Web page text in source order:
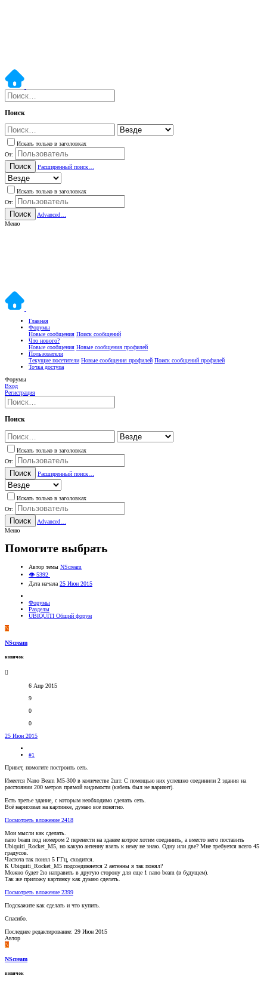
Поиск
Искать только в заголовках
От:
Поиск Расширенный поиск…
Искать только в заголовках
От:
Поиск
Advanced…
Меню
Главная
Форумы
Новые сообщения Поиск сообщений
Что нового?
Новые сообщения Новые сообщения профилей
Пользователи
Текущие посетители Новые сообщения профилей Поиск сообщений профилей
Точка доступа
Форумы
Вход
Регистрация
Поиск
Искать только в заголовках
От:
Поиск Расширенный поиск…
Искать только в заголовках
От:
Поиск
Advanced…
Меню
Помогите выбрать
Автор темы NScream
👁 5392
Дата начала 25 Июн 2015
Форумы
Разделы
UBIQUITI Общий форум
N
NScream
новичок
6 Апр 2015
9
0
0
25 Июн 2015
#1
Привет, помогите построить сеть.
Имеется Nano Beam M5-300 в количестве 2шт. С помощью них успешно соединили 2 здания на
расстоянии 200 метров прямой видимости (кабель был не вариант).
Есть третье здание, с которым необходимо сделать сеть.
Всё нарисовал на картинке, думаю все понятно.
Посмотреть вложение 2418
Мои мысли как сделать.
nano beam под номером 2 перенести на здание котрое хотим соединить, а вместо него поставить
Ubiquiti_Rocket_M5, но какую антенну взять к нему не знаю. Одну или две? Мне требуется всего 45
градусов.
Частота так понял 5 ГГц, сходится.
К Ubiquiti_Rocket_M5 подсоединяется 2 антенны я так понял?
Можно будет 2ю направить в другую сторону для еще 1 nano beam (в будущем).
Так же приложу картинку как думаю сделать.
Посмотреть вложение 2399
Подскажите как сделать и что купить.
Спасибо.
Последнее редактирование: 29 Июн 2015
Автор
N
NScream
новичок